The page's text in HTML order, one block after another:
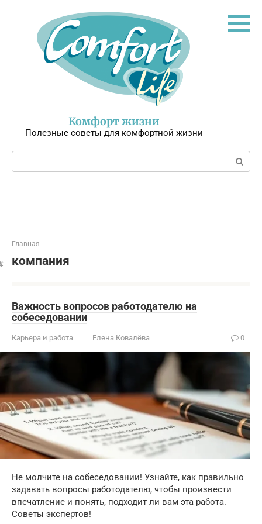
Комфорт жизни
Полезные советы для комфортной жизни
Поиск:
Главная
компания
Важность вопросов работодателю на
собеседовании
Карьера и работа Елена Ковалёва 0
Не молчите на собеседовании! Узнайте, как правильно
задавать вопросы работодателю, чтобы произвести
впечатление и понять, подходит ли вам эта работа.
Советы экспертов!